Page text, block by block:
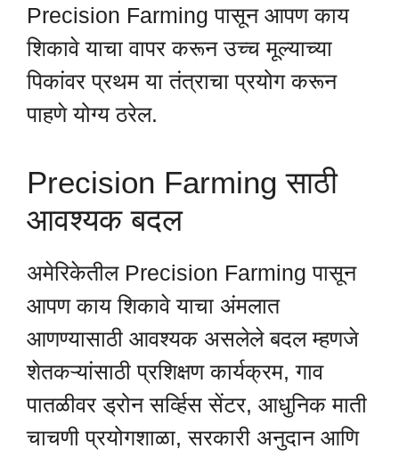
Precision Farming पासून आपण काय
शिकावे याचा वापर करून उच्च मूल्याच्या
पिकांवर प्रथम या तंत्राचा प्रयोग करून
पाहणे योग्य ठरेल.
Precision Farming साठी
आवश्यक बदल
अमेरिकेतील Precision Farming पासून
आपण काय शिकावे याचा अंमलात
आणण्यासाठी आवश्यक असलेले बदल म्हणजे
शेतकऱ्यांसाठी प्रशिक्षण कार्यक्रम, गाव
पातळीवर ड्रोन सर्व्हिस सेंटर, आधुनिक माती
चाचणी प्रयोगशाळा, सरकारी अनुदान आणि